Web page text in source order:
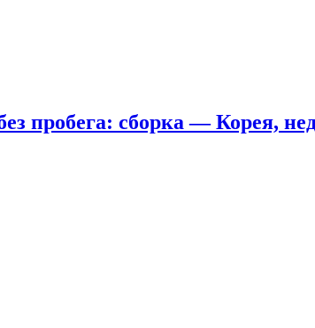
пробега: сборка — Корея,